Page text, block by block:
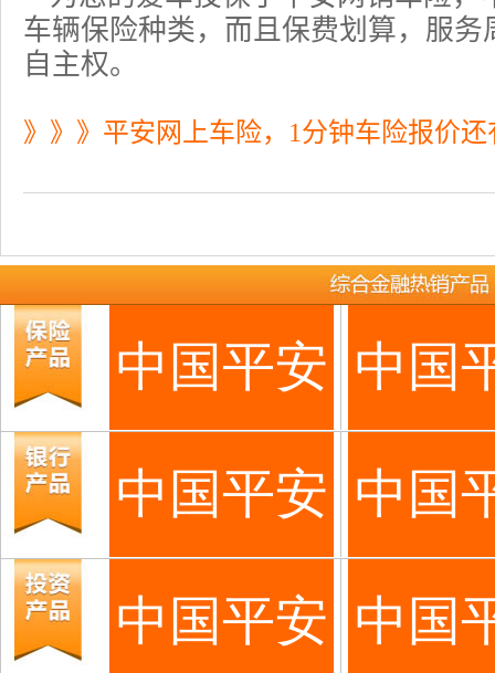
车辆保险种类，而且保费划算，服
自主权。
》》》平安网上车险，1分钟车险报价